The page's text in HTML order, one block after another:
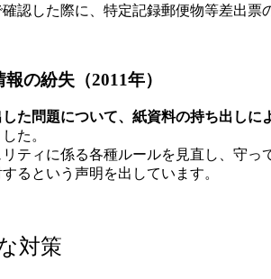
認した際に、特定記録郵便物等差出
の紛失（2011年）
た問題について、紙資料の持ち出しに
た。
ティに係る各種ルールを見直し、守
るという声明を出しています。
対策